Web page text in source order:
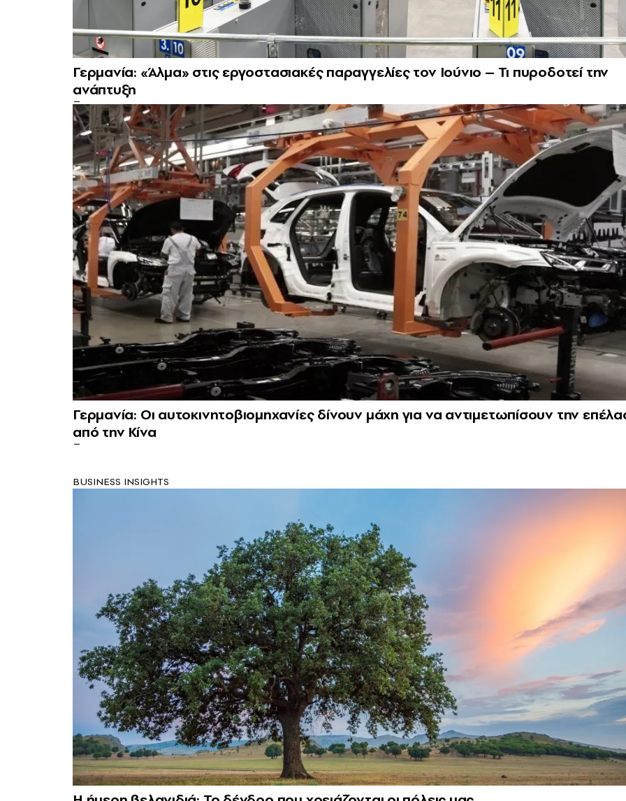
Γερμανία: «Άλμα» στις εργοστασιακές παραγγελίες τον Ιούνιο – Τι πυροδοτεί την
ανάπτυξη
Γερμανία: Οι αυτοκινητοβιομηχανίες δίνουν μάχη για να αντιμετωπίσουν την
από την Κίνα
BUSINESS INSIGHTS